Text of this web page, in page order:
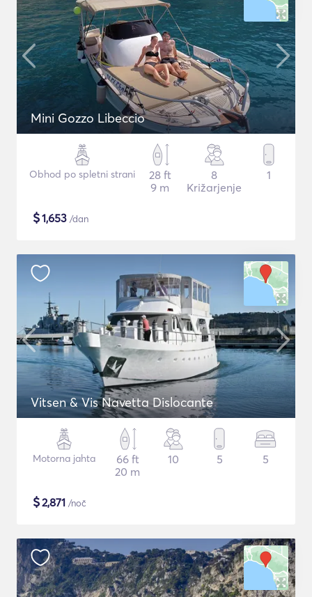
Mini Gozzo Libeccio
Obhod po spletni strani
28 ft
9 m
8
Križarjenje
1
$1,653 /dan
Vitsen & Vis Navetta Dislocante
Motorna jahta
66 ft
20 m
10 5 5
$2,871 /noč